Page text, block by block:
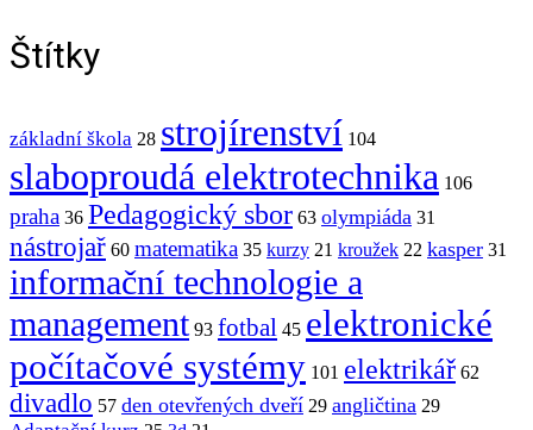
Štítky
základní škola 28 strojírenství 104
slaboproudá elektrotechnika 106
praha 36 Pedagogický sbor 63 olympiáda 31
nástrojař 60 matematika 35 kurzy 21 kroužek 22 kasper 31
informační technologie a
management 93 fotbal 45 elektronické
počítačové systémy 101 elektrikář 62
divadlo 57 den otevřených dveří 29 angličtina 29